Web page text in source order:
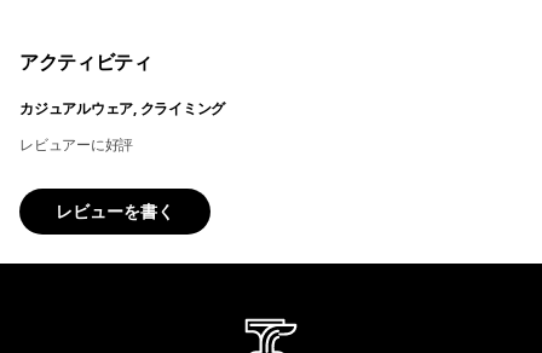
アクティビティ
カジュアルウェア, クライミング
レビュアーに好評
レビューを書く